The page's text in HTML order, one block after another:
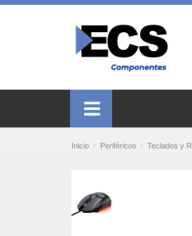
Inicio Periféricos Teclados y